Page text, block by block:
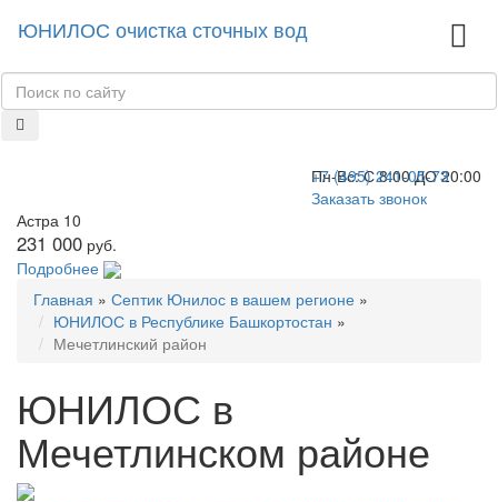
ЮНИЛОС очистка сточных вод
+7 (495) 241-05-73
Пн-Вс: С 8:00 ДО 20:00
Заказать звонок
Астра 10
231 000 руб.
Подробнее
Главная » Септик Юнилос в вашем регионе »
ЮНИЛОС в Республике Башкортостан »
Мечетлинский район
ЮНИЛОС в
Мечетлинском районе